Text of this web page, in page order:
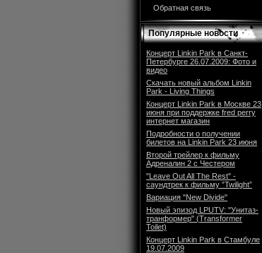
Обратная связь
Популярные новости
Концерт Linkin Park в Санкт-
Петербурге 26.07.2009: Фото и
видео
Скачать новый альбом Linkin
Park - Living Things
Концерт Linkin Park в Москве 23
июня при поддержке fred perry
интернет магазин
Подробности о получении
билетов на Linkin Park 23 июня
Второй трейлер к фильму
Адреналин 2 с Честером
"Leave Out All The Rest" -
саундтрек к фильму ”Twilight”
Вариация "New Divide"
Новый эпизод LPUTV: "Унитаз-
транформер" (Transformer
Toilet)
Концерт Linkin Park в Стамбуле
19.07.2009